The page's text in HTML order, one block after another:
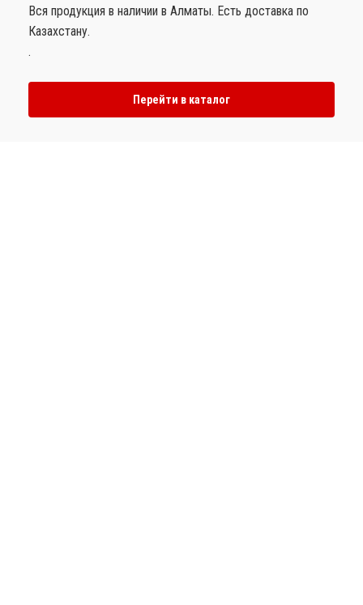
Вся продукция в наличии в Алматы. Есть доставка по
Казахстану.
.
Перейти в каталог